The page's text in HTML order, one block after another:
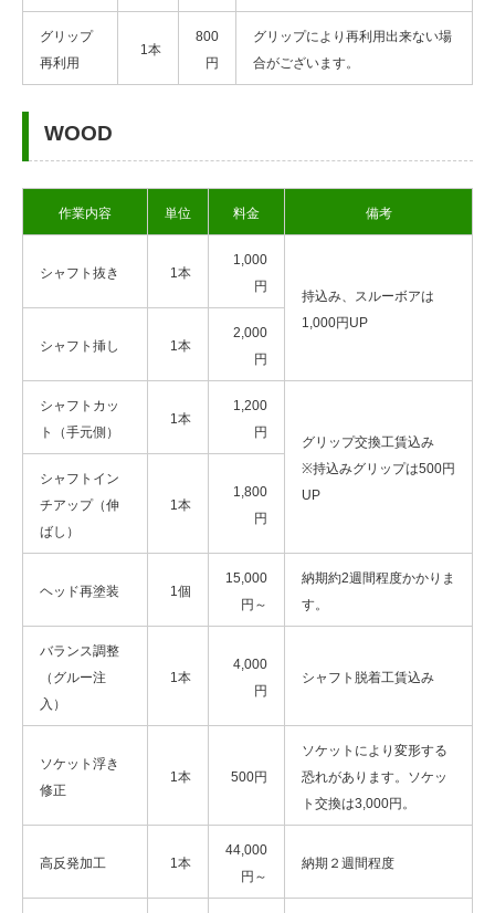
グリップ
再利用
1本
800
円
グリップにより再利用出来ない場
合がございます。
WOOD
作業内容 単位 料金 備考
シャフト抜き 1本
1,000
円
持込み、スルーボアは
1,000円UP
シャフト挿し
1本
2,000
円
シャフトカッ
ト（手元側）
1本
1,200
円
グリップ交換工賃込み
※持込みグリップは500円
UP
シャフトイン
チアップ（伸
ばし）
1本
1,800
円
ヘッド再塗装 1個
15,000
円～
納期約2週間程度かかりま
す。
バランス調整
（グルー注
入）
1本
4,000
円
シャフト脱着工賃込み
ソケット浮き
修正
1本 500円
ソケットにより変形する
恐れがあります。ソケッ
ト交換は3,000円。
高反発加工 1本
44,000
円～
納期２週間程度